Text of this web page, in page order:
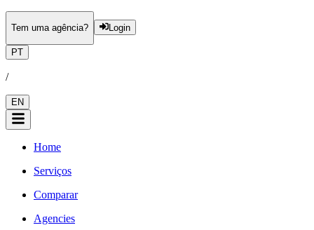
Tem uma agência? Login
PT
/
EN
Home
Serviços
Comparar
Agencies